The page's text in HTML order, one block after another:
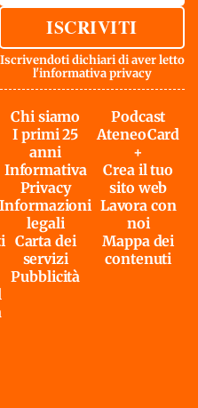
ISCRIVITI
Iscrivendoti dichiari di aver letto
l'informativa privacy
Chi siamo
I primi 25
anni
Informativa
Privacy
Informazioni
legali
Carta dei
servizi
Pubblicità
Podcast
AteneoCard
+
Crea il tuo
sito web
Lavora con
noi
Mappa dei
contenuti